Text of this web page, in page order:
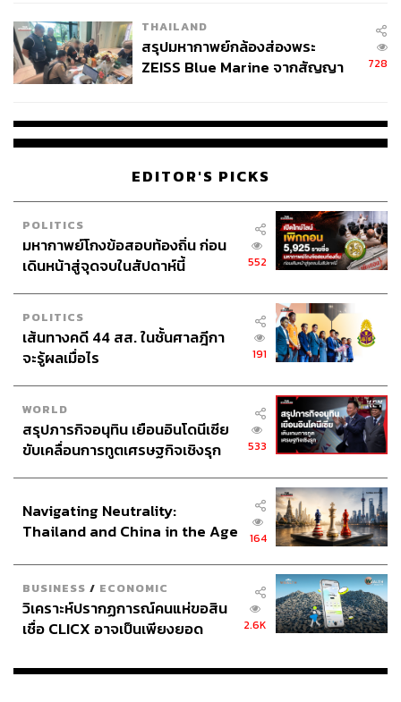
และค่าขนส่ง ทำให้ค่าครองชีพลดลงและช่วยเหลือคนไทย
ทุกคนได้อย่างตรงจุด และรัฐบาลควรเก็บภาษีลาภลอย
(Windfall Tax) จากโรงกลั่นมาช่วย
ศิริกัญญาเห็นด้วยกับความคิดของกรณ์ โดยมองว่าควรลด
ภาษีดังกล่าวสัก 1-2 บาทควบคู่กับกองทุนน้ำมัน แต่คงไม่
ปัจจุบันตึงเครียดมาก ซึ่งเป็นผลพวงมาจากการจัดทำงบ
ประมาณของรัฐบาลก่อนหน้า
เมกะโปรเจคต์แลนด์บริดจ์ 1 ล้านล้านบาท รัฐบาล
ตั้งใจกระตุ้นเศรษฐกิจ แต่ไม่ปรากฎชัดในนโยบาย
พรรคภูมิใจไทย?
เศรษฐกิจภาคใต้เชื่อมฝั่งทะเลอ่าวไทย-อันดามัน หรือ แลนด์
บริดจ์ (Landbridge) ที่มีมูลค่าโครงการประเมินไว้สูงถึง
ประมาณ 1 ล้านล้านบาท ซึ่งเจ้าภาพหลักของโครงการนี้ คือ
กระทรวงคมนาคม ของพิพัฒน์ รัชกิจประการ ที่เป็นเจ้า
กระทรวง
เอกสารโครงการระบุว่า เมื่อโครงการดังกล่าวแล้วเสร็จ จะ
ทำให้ประเทศไทยเป็นศูนย์กลางโลจิสติกส์ของภูมิภาค ลด
ระยะเวลาการขนส่งทางทะเล เพิ่มศักยภาพการแข่งขันทาง
เศรษฐกิจ และสนับสนุนการพัฒนาเขตเศรษฐกิจภาคใต้ (SEC
: (Southern Economic Corridor) เชื่อมโยงกับโครงการเขต
พัฒนาพิเศษภาคตะวันออก (EEC : Eastern Economic
10% ต่อเนื่องอย่างน้อย 10 ปี
THAILAND
สรุปมหากาพย์กล้องส่องพระ
ZEISS Blue Marine จากสัญญา
จ่ายหนี้-แอบระบุแบรนด์
728
EDITOR'S PICKS
POLITICS
มหากาพย์โกงข้อสอบท้องถิ่น ก่อน
เดินหน้าสู่จุดจบในสัปดาห์นี้
552
POLITICS
เส้นทางคดี 44 สส. ในชั้นศาลฎีกา
จะรู้ผลเมื่อไร
191
WORLD
สรุปภารกิจอนุทิน เยือนอินโดนีเซีย
ขับเคลื่อนการทูตเศรษฐกิจเชิงรุก
533
Navigating Neutrality:
Thailand and China in the Age
164
BUSINESS / ECONOMIC
วิเคราะห์ปรากฏการณ์คนแห่ขอสิน
เชื่อ CLICX อาจเป็นเพียงยอด
เรือนไทยที่ถูกซุกไว้
2.6K